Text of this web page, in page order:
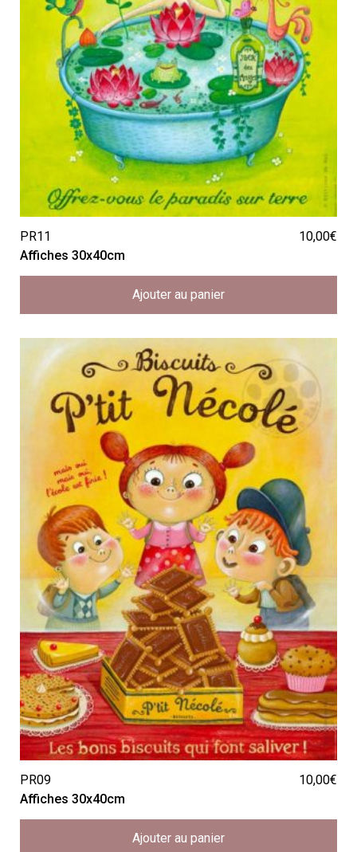
PR11 10,00€
Affiches 30x40cm
Ajouter au panier
PR09 10,00€
Affiches 30x40cm
Ajouter au panier